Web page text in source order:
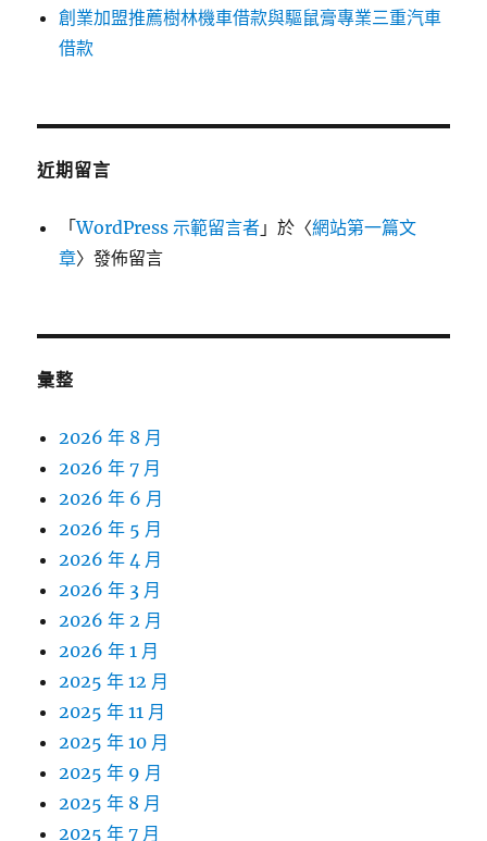
創業加盟推薦樹林機車借款與驅鼠膏專業三重汽車
借款
近期留言
「WordPress 示範留言者 」於〈網站第一篇文
章〉發佈留言
彙整
2026 年 8 月
2026 年 7 月
2026 年 6 月
2026 年 5 月
2026 年 4 月
2026 年 3 月
2026 年 2 月
2026 年 1 月
2025 年 12 月
2025 年 11 月
2025 年 10 月
2025 年 9 月
2025 年 8 月
2025 年 7 月